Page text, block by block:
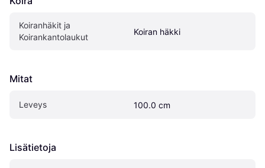
Koiranhäkit ja
Koirankantolaukut
Koiran häkki
Mitat
Leveys 100.0 cm
Lisätietoja